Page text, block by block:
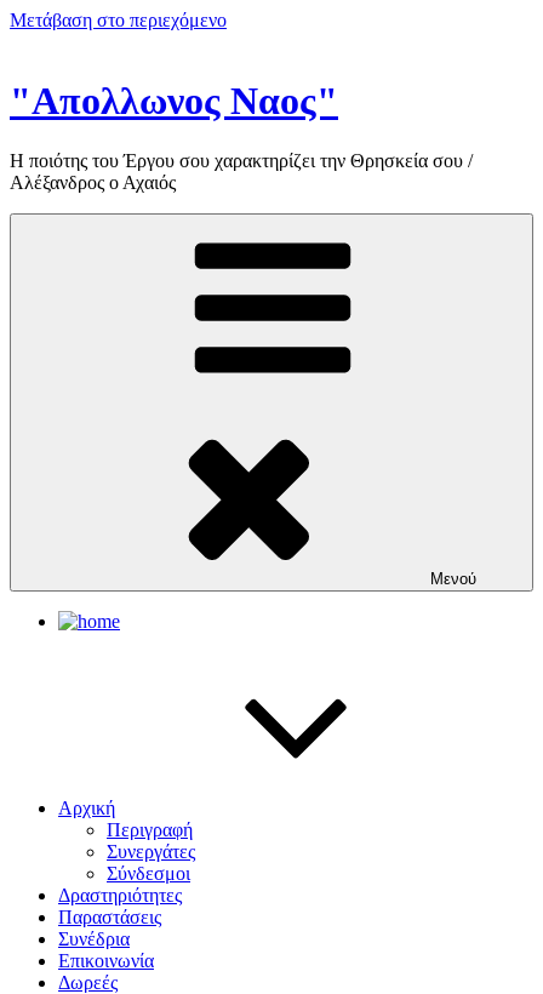
Μετάβαση στο περιεχόμενο
"Απολλωνος Ναος"
Η ποιότης του Έργου σου χαρακτηρίζει την Θρησκεία σου /
Αλέξανδρος ο Αχαιός
Μενού
Αρχική
Περιγραφή
Συνεργάτες
Σύνδεσμοι
Δραστηριότητες
Παραστάσεις
Συνέδρια
Επικοινωνία
Δωρεές